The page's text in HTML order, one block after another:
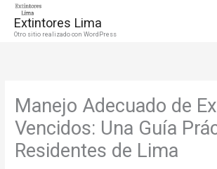
Extintores Lima
Otro sitio realizado con WordPress
Manejo Adecuado de
Vencidos: Una Guía
Residentes de Lima